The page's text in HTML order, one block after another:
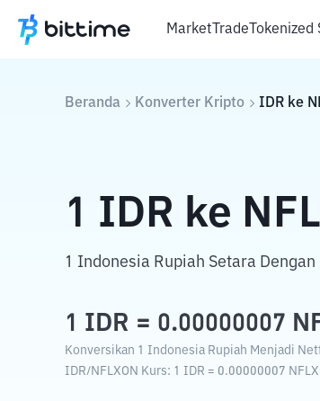
MarketTradeTokenized
Beranda Konverter Kripto IDR ke
1 IDR ke
1 Indonesia Rupiah Setara
1 IDR = 0.00000007
Konversikan 1 Indonesia Rupiah Menjadi
IDR/NFLXON Kurs: 1 IDR = 0.00000007